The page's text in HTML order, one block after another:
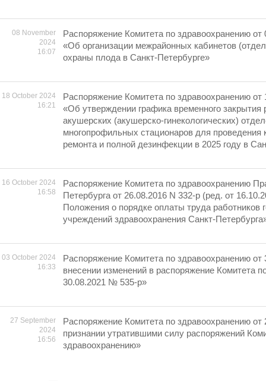
08 November
2024
16:07
Распоряжение Комитета по здравоохранению
«Об организации межрайонных кабинетов
охраны плода в Санкт-Петербурге»
18 October 2024
16:21
Распоряжение Комитета по здравоохранению
«Об утверждении графика временного
акушерских (акушерско-гинекологических)
многопрофильных стационаров для проведения
ремонта и полной дезинфекции в 2025 году в
16 October 2024
16:58
Распоряжение Комитета по здравоохранению
Петербурга от 26.08.2016 N 332-р (ред. от
Положения о порядке оплаты труда работников
учреждений здравоохранения Санкт-
03 October 2024
16:33
Распоряжение Комитета по здравоохранению
внесении изменений в распоряжение Комитета
30.08.2021 № 535-р»
27 September
2024
16:56
Распоряжение Комитета по здравоохранению
признании утратившими силу распоряжений
здравоохранению»